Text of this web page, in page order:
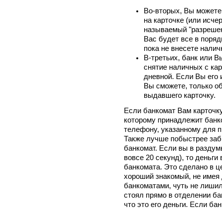
Во-вторых, Вы можете
на карточке (или
называемый
Вас будет все в
пока не внесете
В-третьих, банк или
снятие наличных с
дневной. Если Вы его
Вы сможете, только
выдавшего карточку.
Если банкомат Вам
которому принадлежит
телефону, указанному для
Также лучше побыстрее
банкомат. Если вы в
вовсе 20 секунд), то
банкомата. Это сделано в
хороший знакомый, не
банкоматами, чуть не
стоял прямо в отделении
что это его деньги. Если